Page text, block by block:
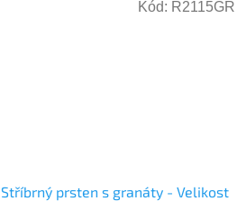
Stříbrný prsten s granáty - Velikost
Kód: R2115GR